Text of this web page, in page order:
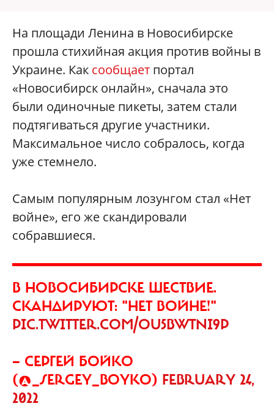
На площади Ленина в Новосибирске
прошла стихийная акция против войны в
Украине. Как сообщает портал
«Новосибирск онлайн», сначала это
были одиночные пикеты, затем стали
подтягиваться другие участники.
Максимальное число собралось, когда
уже стемнело.
Самым популярным лозунгом стал «Нет
войне», его же скандировали
собравшиеся.
В НОВОСИБИРСКЕ ШЕСТВИЕ.
СКАНДИРУЮТ: "НЕТ ВОЙНЕ!"
PIC.TWITTER.COM/OU5BWTNI9P
— СЕРГЕЙ БОЙКО
(@_SERGEY_BOYKO) FEBRUARY 24,
2022